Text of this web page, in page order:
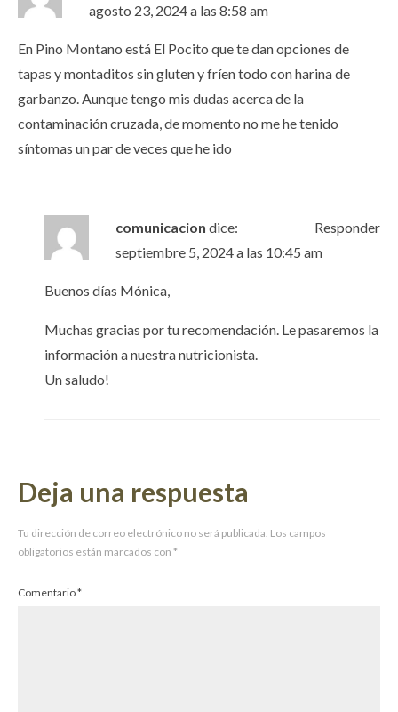
agosto 23, 2024 a las 8:58 am
En Pino Montano está El Pocito que te dan opciones de
tapas y montaditos sin gluten y fríen todo con harina de
garbanzo. Aunque tengo mis dudas acerca de la
contaminación cruzada, de momento no me he tenido
síntomas un par de veces que he ido
comunicacion dice:
septiembre 5, 2024 a las 10:45 am
Buenos días Mónica,
Muchas gracias por tu recomendación. Le pasaremos la
información a nuestra nutricionista.
Un saludo!
Responder
Deja una respuesta
Tu dirección de correo electrónico no será publicada. Los campos
obligatorios están marcados con *
Comentario*